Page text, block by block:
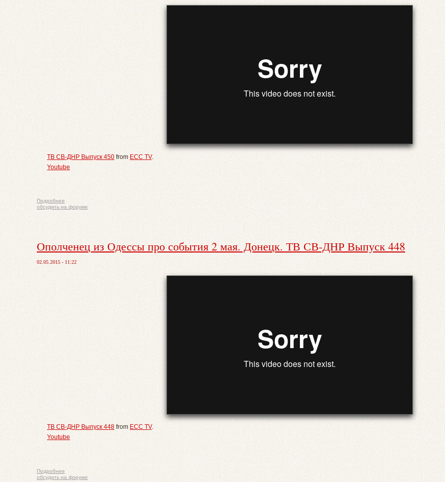
ТВ СВ-ДНР Выпуск 450 from ECC TV.
Youtube
Подробнее
обсудить на форуме
Ополченец из Одессы про события 2 мая. Донецк. ТВ СВ-ДНР Выпуск 448
02.05.2015 - 11:22
ТВ СВ-ДНР Выпуск 448 from ECC TV.
Youtube
Подробнее
обсудить на форуме